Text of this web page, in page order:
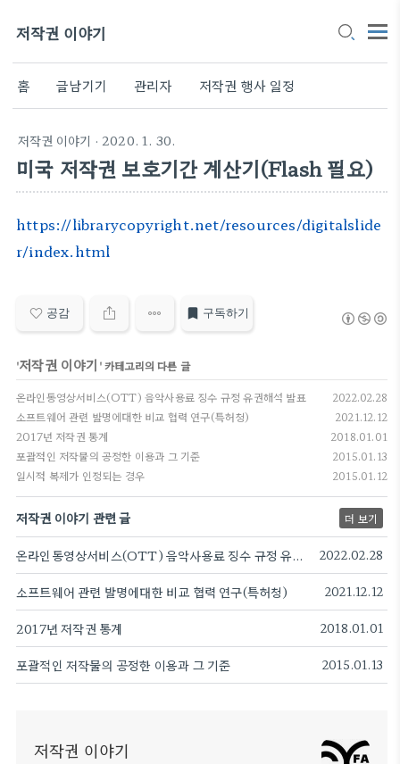
저작권 이야기
홈 글남기기 관리자 저작권 행사 일정
저작권 이야기 · 2020. 1. 30.
미국 저작권 보호기간 계산기(Flash 필요)
https://librarycopyright.net/resources/digitalslide
r/index.html
공감 구독하기
'저작권 이야기 ' 카테고리의 다른 글
온라인동영상서비스(OTT) 음악사용료 징수 규정 유권해석 발표 2022.02.28
소프트웨어 관련 발명에대한 비교 협력 연구(특허청) 2021.12.12
2017년 저작권 통계 2018.01.01
포괄적인 저작물의 공정한 이용과 그 기준 2015.01.13
일시적 복제가 인정되는 경우 2015.01.12
저작권 이야기 관련 글 더 보기
온라인동영상서비스(OTT) 음악사용료 징수 규정 유권해석 발표 2022.02.28
소프트웨어 관련 발명에대한 비교 협력 연구(특허청) 2021.12.12
2017년 저작권 통계 2018.01.01
포괄적인 저작물의 공정한 이용과 그 기준 2015.01.13
저작권 이야기